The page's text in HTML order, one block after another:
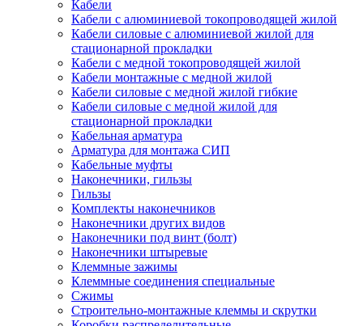
Кабели
Кабели с алюминиевой токопроводящей жилой
Кабели силовые с алюминиевой жилой для
стационарной прокладки
Кабели с медной токопроводящей жилой
Кабели монтажные с медной жилой
Кабели силовые с медной жилой гибкие
Кабели силовые с медной жилой для
стационарной прокладки
Кабельная арматура
Арматура для монтажа СИП
Кабельные муфты
Наконечники, гильзы
Гильзы
Комплекты наконечников
Наконечники других видов
Наконечники под винт (болт)
Наконечники штыревые
Клеммные зажимы
Клеммные соединения специальные
Сжимы
Строительно-монтажные клеммы и скрутки